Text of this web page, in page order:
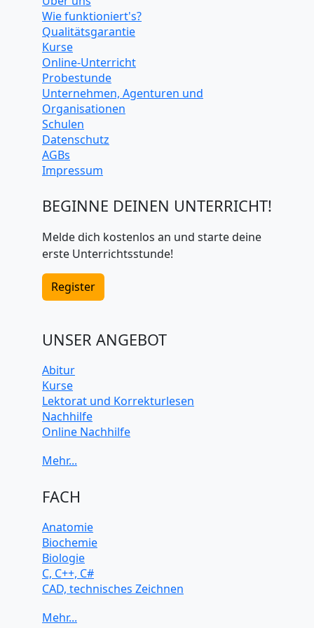
Wie funktioniert's?
Qualitätsgarantie
Kurse
Online-Unterricht
Probestunde
Unternehmen, Agenturen und
Organisationen
Schulen
Datenschutz
AGBs
Impressum
BEGINNE DEINEN UNTERRICHT!
Melde dich kostenlos an und starte deine
erste Unterrichtsstunde!
Register
UNSER ANGEBOT
Abitur
Kurse
Lektorat und Korrekturlesen
Nachhilfe
Online Nachhilfe
FACH
Anatomie
Biochemie
Biologie
C, C++, C#
CAD, technisches Zeichnen
Computerarchitektur